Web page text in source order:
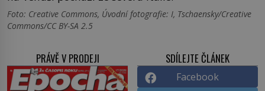
Foto: Creative Commons, Úvodní fotografie: I, Tschaensky/Creative
Commons/CC BY-SA 2.5
PRÁVĚ V PRODEJI SDÍLEJTE ČLÁNEK
Facebook